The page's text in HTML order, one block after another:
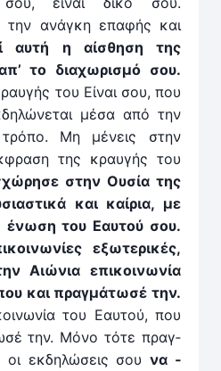
ανάγκη επαφής και
αυτή η αίσθηση της
το διαχωρισμό σου.
του Είναι σου, που
μέσα από την
Μη μένεις στην
της κραυγής του
στην Ουσία της
και καίρια, με
ένωση του Εαυτού σου.
εξωτερικές,
Αιώνια επικοινωνία
και πραγ­μάτωσέ την.
του Εαυτού, που
την. Μόνο τότε πραγ­
οι εκ­δηλώσεις σουνα ­